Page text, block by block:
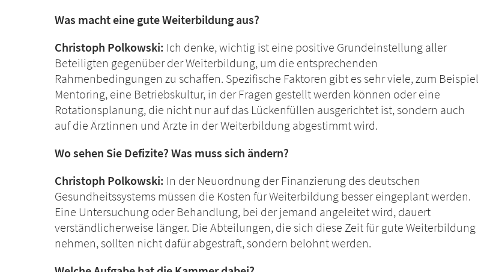
Was macht eine gute Weiterbildung aus?
Christoph Polkowski: Ich denke, wichtig ist eine positive Grundeinstellung aller
Beteiligten gegenüber der Weiterbildung, um die entsprechenden
Rahmenbedingungen zu schaffen. Spezifische Faktoren gibt es sehr viele, zum Beispiel
Mentoring, eine Betriebskultur, in der Fragen gestellt werden können oder eine
Rotationsplanung, die nicht nur auf das Lückenfüllen ausgerichtet ist, sondern auch
auf die Ärztinnen und Ärzte in der Weiterbildung abgestimmt wird.
Wo sehen Sie Defizite? Was muss sich ändern?
Christoph Polkowski: In der Neuordnung der Finanzierung des deutschen
Gesundheitssystems müssen die Kosten für Weiterbildung besser eingeplant werden.
Eine Untersuchung oder Behandlung, bei der jemand angeleitet wird, dauert
verständlicherweise länger. Die Abteilungen, die sich diese Zeit für gute Weiterbildung
nehmen, sollten nicht dafür abgestraft, sondern belohnt werden.